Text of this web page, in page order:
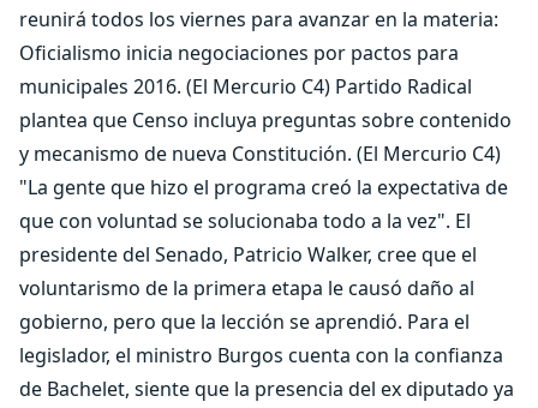
reunirá todos los viernes para avanzar en la materia:
Oficialismo inicia negociaciones por pactos para
municipales 2016. (El Mercurio C4) Partido Radical
plantea que Censo incluya preguntas sobre contenido
y mecanismo de nueva Constitución. (El Mercurio C4)
"La gente que hizo el programa creó la expectativa de
que con voluntad se solucionaba todo a la vez". El
presidente del Senado, Patricio Walker, cree que el
voluntarismo de la primera etapa le causó daño al
gobierno, pero que la lección se aprendió. Para el
legislador, el ministro Burgos cuenta con la confianza
de Bachelet, siente que la presencia del ex diputado ya